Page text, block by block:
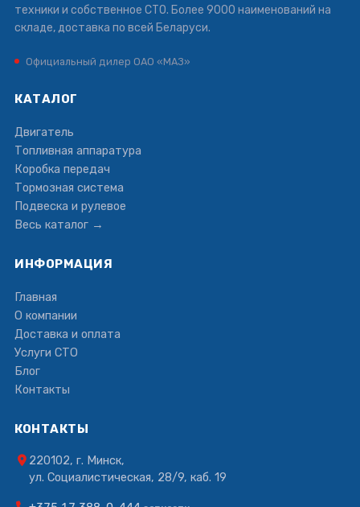
техники и собственное СТО. Более 9000 наименований на
складе, доставка по всей Беларуси.
Официальный дилер ОАО «МАЗ»
КАТАЛОГ
Двигатель
Топливная аппаратура
Коробка передач
Тормозная система
Подвеска и рулевое
Весь каталог →
ИНФОРМАЦИЯ
Главная
О компании
Доставка и оплата
Услуги СТО
Блог
Контакты
КОНТАКТЫ
220102, г. Минск,
ул. Социалистическая, 28/9, каб. 19